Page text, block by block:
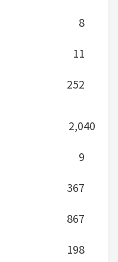
8
11
252
2,040
9
367
867
198